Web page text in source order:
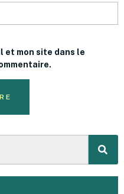
et mon site dans le